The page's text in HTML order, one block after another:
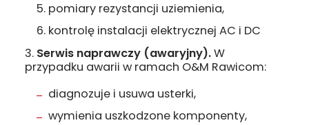
pomiary rezystancji uziemienia,
kontrolę instalacji elektrycznej AC i DC
Serwis naprawczy (awaryjny).W
przypadku awarii w ramach O&M Rawicom:
diagnozuje i usuwa usterki,
wymienia uszkodzone komponenty,